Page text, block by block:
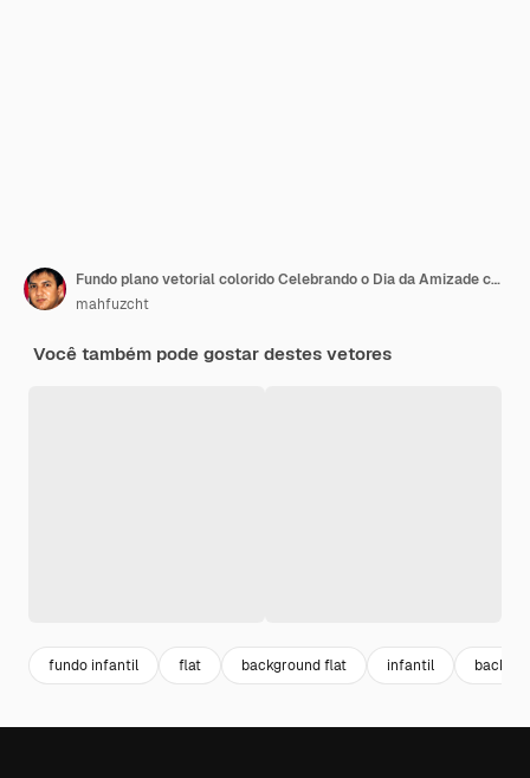
Fundo plano vetorial colorido Celebrando o Dia da Amizade com amigos
mahfuzcht
Você também pode gostar destes vetores
fundo infantil flat background flat infantil